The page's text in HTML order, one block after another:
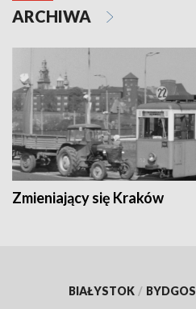
ARCHIWA
Zmieniający się Kraków
BIAŁYSTOK /